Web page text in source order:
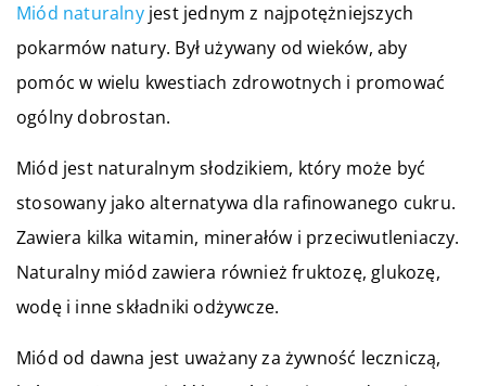
Miód naturalnyjest jednym z najpotężniejszych
pokarmów natury. Był używany od wieków, aby
pomóc w wielu kwestiach zdrowotnych i promować
ogólny dobrostan.
Miód jest naturalnym słodzikiem, który może być
stosowany jako alternatywa dla rafinowanego cukru.
Zawiera kilka witamin, minerałów i przeciwutleniaczy.
Naturalny miód zawiera również fruktozę, glukozę,
wodę i inne składniki odżywcze.
Miód od dawna jest uważany za żywność leczniczą,